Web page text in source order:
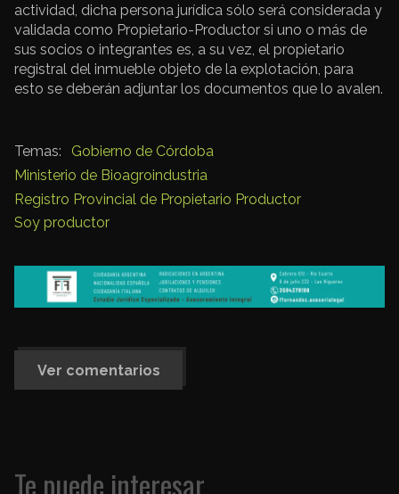
actividad, dicha persona jurídica sólo será considerada y
validada como Propietario-Productor si uno o más de
sus socios o integrantes es, a su vez, el propietario
registral del inmueble objeto de la explotación, para
esto se deberán adjuntar los documentos que lo avalen.
Gobierno de Córdoba
Ministerio de Bioagroindustria
Registro Provincial de Propietario Productor
Soy productor
Ver comentarios
Te puede interesar